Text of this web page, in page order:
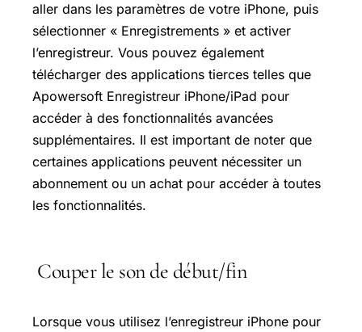
aller dans les paramètres de votre iPhone, puis
sélectionner « Enregistrements » et activer
l’enregistreur. Vous pouvez également
télécharger des applications tierces telles que
Apowersoft Enregistreur iPhone/iPad pour
accéder à des fonctionnalités avancées
supplémentaires. Il est important de noter que
certaines applications peuvent nécessiter un
abonnement ou un achat pour accéder à toutes
les fonctionnalités.
Couper le son de début/fin
Lorsque vous utilisez l’enregistreur iPhone pour